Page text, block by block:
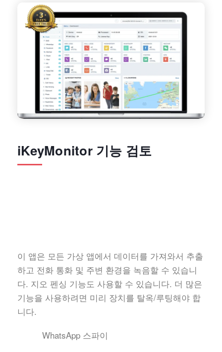
iKeyMonitor 기능 검토
이 앱은 모든 가상 앱에서 데이터를 가져와서 추출
하고 전화 통화 및 주변 환경을 녹음할 수 있습니
다. 지오 펜싱 기능도 사용할 수 있습니다. 더 많은
기능을 사용하려면 미리 장치를 탈옥/루팅해야 합
니다.
WhatsApp 스파이